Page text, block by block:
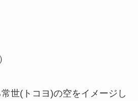
世(トコヨ)の空をイメージし